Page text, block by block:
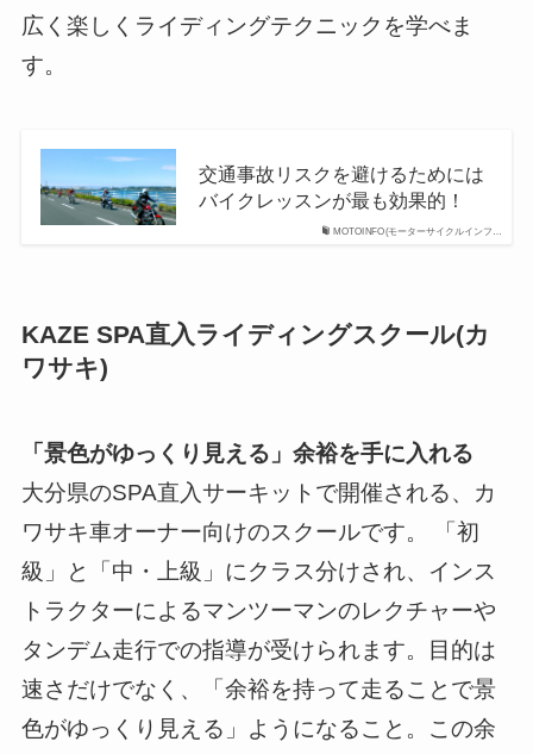
広く楽しくライディングテクニックを学べま
す。
MOTOINFO(モーターサイクルインフ…
交通事故リスクを避けるためには
バイクレッスンが最も効果的！
KAZE SPA直入ライディングスクール(カ
ワサキ)
「景色がゆっくり見える」余裕を手に入れる
大分県のSPA直入サーキットで開催される、カ
ワサキ車オーナー向けのスクールです。 「初
級」と「中・上級」にクラス分けされ、インス
トラクターによるマンツーマンのレクチャーや
タンデム走行での指導が受けられます。目的は
速さだけでなく、「余裕を持って走ることで景
色がゆっくり見える」ようになること。この余